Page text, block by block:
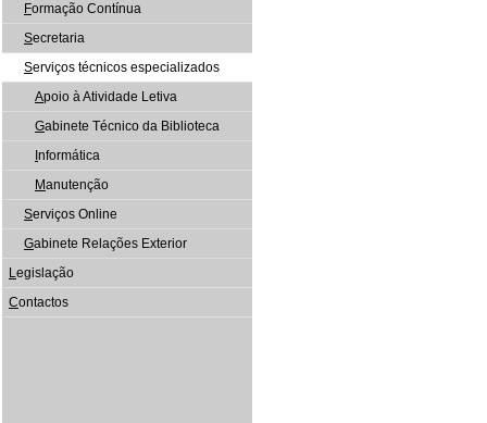
Formação Contínua
Secretaria
Serviços técnicos especializados
Apoio à Atividade Letiva
Gabinete Técnico da Biblioteca
nformática
Manutenção
Serviços Online
Gabinete Relações Exterior
Legislação
Contactos